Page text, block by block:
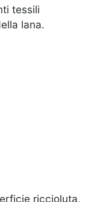
tessili
lana.
riccioluta,